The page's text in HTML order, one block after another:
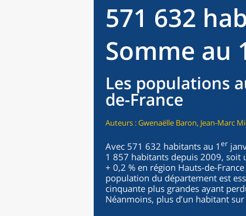
571 632
Somme au
Les populations
de-France
Auteurs : Gwenaëlle Baron, Jean-Marc
Avec 571 632 habitants au 1er
1 857 habitants depuis 2009, soit
+ 0,2 % en région Hauts-de-
population du département est
cinquante plus grandes ayant
Néanmoins, plus d’un habitant